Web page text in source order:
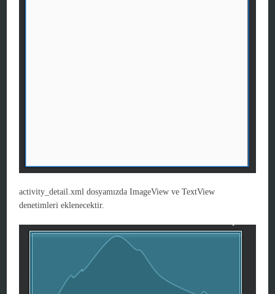
activity_detail.xml dosyamızda ImageView ve TextView
denetimleri eklenecektir.